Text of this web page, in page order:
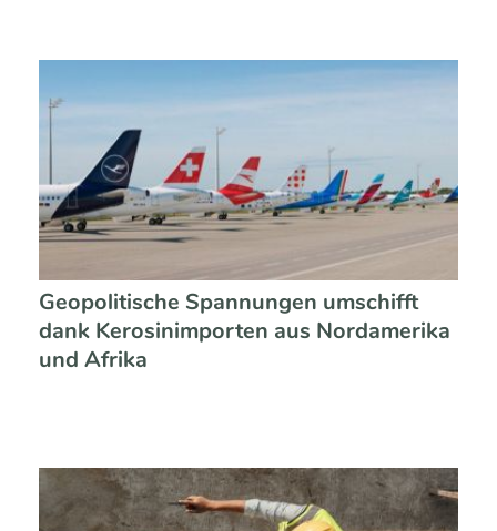
Geopolitische Spannungen umschifft
dank Kerosinimporten aus Nordamerika
und Afrika